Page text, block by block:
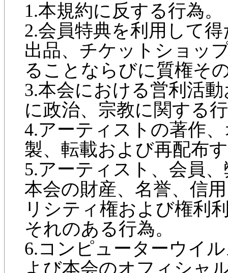
1.本規約に反する行為。
2.会員特典を利用して
出品、チケットショッ
ることならびに質権そ
3.本会における営利活
に政治、宗教に関する
4.アーティストの著作
製、転載および再配布
5.アーティスト、会員
本会の財産、名誉、信
リシティ権および権利
それのある行為。
6.コンピューターウイ
よび本会のオフィシャ